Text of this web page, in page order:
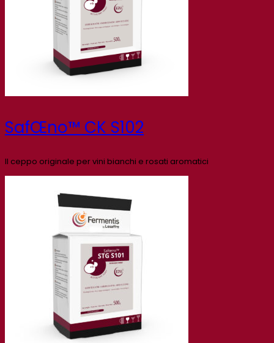
SafŒno™ CK S102
Il ceppo originale per vini bianchi e rosati aromatici